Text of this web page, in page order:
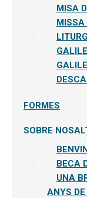
MISA
FORMES
SOBRE
BECA
UNA
ANYS